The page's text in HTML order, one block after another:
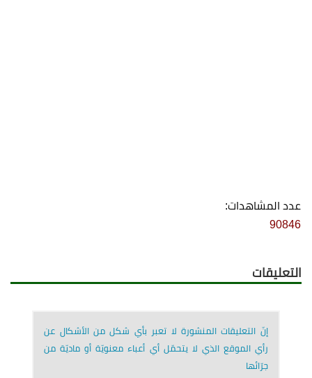
عدد المشاهدات:
90846
التعليقات
إنّ التعليقات المنشورة لا تعبر بأي شكل من الأشكال عن
رأي الموقع الذي لا يتحمّل أي أعباء معنويّة أو ماديّة من
جرّائها